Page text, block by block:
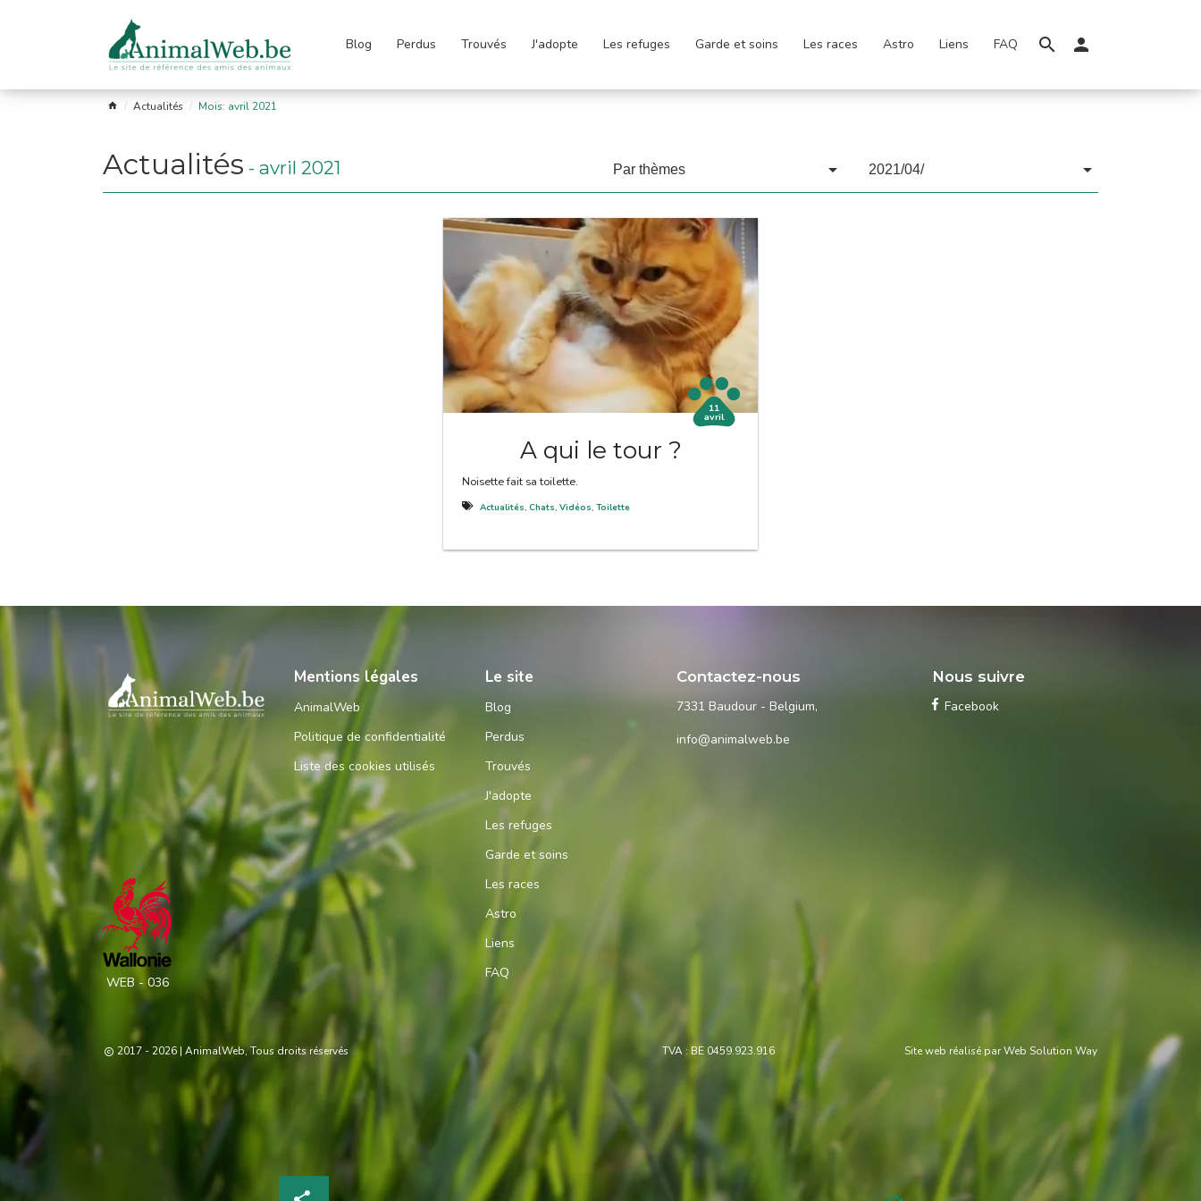
Passer
menu
Blog Perdus Trouvés J'adopte Les refuges Garde et soins Les races Astro Liens FAQ
Garde
Les
races
Astro Liens FAQ
Actualités Mois: avril 2021
Actualités - avril 2021 Par thèmes 2021/04/
11
avril
A qui le tour ?
Noisette fait sa toilette.
Actualités, Chats, Vidéos, Toilette
WEB - 036
Mentions légales
AnimalWeb
Politique de confidentialité
Liste des cookies utilisés
Le site
Blog
Perdus
Trouvés
J'adopte
Les refuges
Garde et soins
Les races
Astro
Liens
FAQ
Contactez-nous
7331 Baudour - Belgium,
info@animalweb.be
Nous suivre
Facebook
2017 - 2026 | AnimalWeb, Tous droits réservés TVA : BE 0459.923.916 Site web réalisé parWeb Solution Way